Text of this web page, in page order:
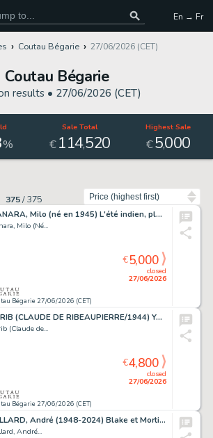
En → Fr
Coutau Bégarie 27/06/2026 (CET)
Coutau Bégarie
results • 27/06/2026 (CET)
%
Sale Total
€114,520
Highest Sale
€5,000
375/375
MANARA, Milo (né en 1945) L'été indien, planche 23. Encre...
Milo (Né...
Bégarie 27/06/2026 (CET)
closed
27/06/2026
€5,000
DERIB (CLAUDE DE RIBEAUPIERRE/1944) Yakari, Tome 26,...
(Claude de...
Bégarie 27/06/2026 (CET)
closed
27/06/2026
€4,800
JUILLARD, André (1948-2024) Blake et Mortimer, T.23,...
André...